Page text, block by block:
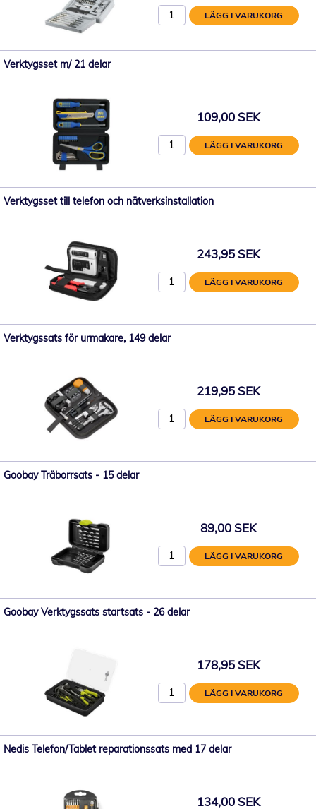
LÄGG I VARUKORG
Verktygsset m/ 21 delar
109,00 SEK
LÄGG I VARUKORG
Verktygsset till telefon och nätverksinstallation
243,95 SEK
LÄGG I VARUKORG
Verktygssats för urmakare, 149 delar
219,95 SEK
LÄGG I VARUKORG
Goobay Träborrsats - 15 delar
89,00 SEK
LÄGG I VARUKORG
Goobay Verktygssats startsats - 26 delar
178,95 SEK
LÄGG I VARUKORG
Nedis Telefon/Tablet reparationssats med 17 delar
134,00 SEK